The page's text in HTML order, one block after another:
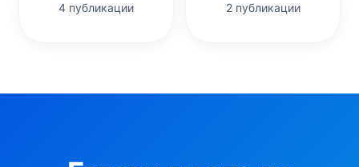
4 публикации 2 публикации